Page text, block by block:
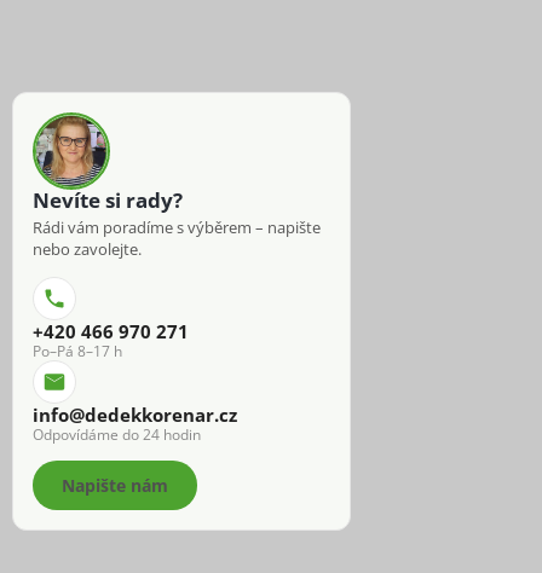
Nevíte si rady?
Rádi vám poradíme s výběrem – napište
nebo zavolejte.
+420 466 970 271
Po–Pá 8–17 h
info@dedekkorenar.cz
Odpovídáme do 24 hodin
Napište nám